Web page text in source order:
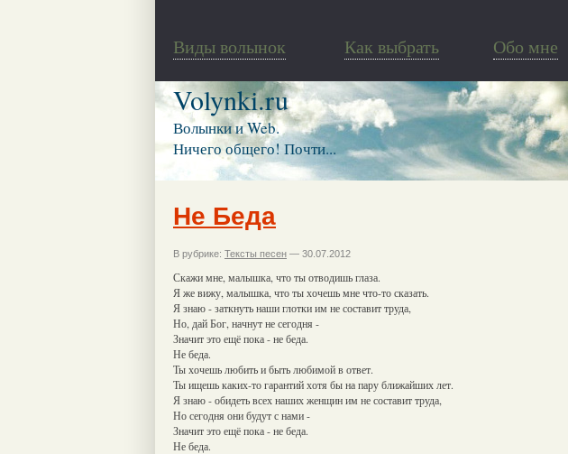
Виды волынок Как выбрать Обо мне
Volynki.ru
Волынки и Web.
Ничего общего! Почти...
Не Беда
В рубрике: Тексты песен — 30.07.2012
Скажи мне, малышка, что ты отводишь глаза.
Я же вижу, малышка, что ты хочешь мне что-то сказать.
Я знаю - заткнуть наши глотки им не составит труда,
Но, дай Бог, начнут не сегодня -
Значит это ещё пока - не беда.
Не беда.
Ты хочешь любить и быть любимой в ответ.
Ты ищешь каких-то гарантий хотя бы на пару ближайших лет.
Я знаю - обидеть всех наших женщин им не составит труда,
Но сегодня они будут с нами -
Значит это ещё пока - не беда.
Не беда.